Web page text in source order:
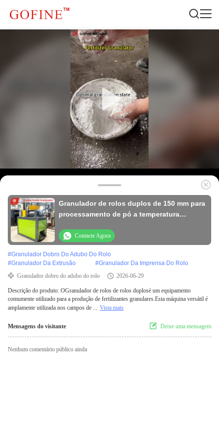
Granulador de rolos duplos de 150 mm para
processamento de pó a temperatura
Contacte Agora
#Granulador Dobro Do Adubo Do Rolo
#Granulador Da Extrusão #Granulador Da Imprensa Do Rolo
Granulador dobro do adubo do rolo
2026-06-29
Descrição do produto: OGranulador de rolos de rolos duplosé um equipamento
comumente utilizado para a produção de fertilizantes granulares.Esta máquina versátil é
amplamente utilizada nos campos de ... Vista mais
Mensagens do visitante Deixe uma mensagem
Nenhum comentário público ainda